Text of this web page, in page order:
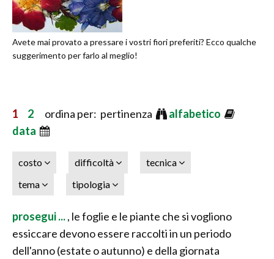
Avete mai provato a pressare i vostri fiori preferiti? Ecco qualche
suggerimento per farlo al meglio!
1 2 ordina per: pertinenza
alfabetico
data
costo difficoltà
tecnica
tema
tipologia
prosegui ..., le foglie e le piante che si vogliono
essiccare devono essere raccolti in un periodo
dell'anno (estate o autunno) e della giornata